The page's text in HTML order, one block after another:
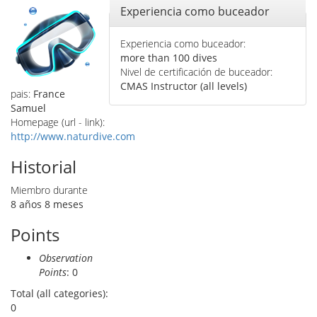
pais: France
Samuel
Homepage (url - link):
http://www.naturdive.com
Historial
Miembro durante
8 años 8 meses
Points
Observation
Points: 0
Total (all categories):
0
Ocultar
Experiencia como buceador
Experiencia como buceador:
more than 100 dives
Nivel de certificación de buceador:
CMAS Instructor (all levels)